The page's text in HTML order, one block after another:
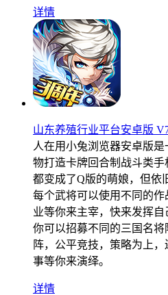
详情
山东养殖行业平台安卓版
人在用小兔浏览器安卓版是
物打造卡牌回合制战斗类
都变成了Q版的萌娘，但依
每个武将可以使用不同的
业等你来主宰，快来发挥自
你可以招募不同的三国名
阵，公平竞技，策略为上
事等你来演绎。
详情